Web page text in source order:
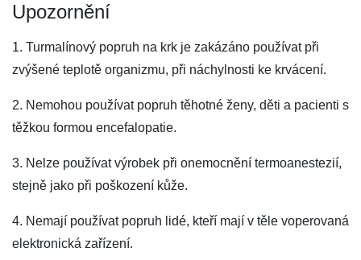
Upozornění
1. Turmalínový popruh na krk je zakázáno používat při
zvýšené teplotě organizmu, při náchylnosti ke krvácení.
2. Nemohou používat popruh těhotné ženy, děti a pacienti s
těžkou formou encefalopatie.
3. Nelze používat výrobek při onemocnění termoanestezií,
stejně jako při poškození kůže.
4. Nemají používat popruh lidé, kteří mají v těle voperovaná
elektronická zařízení.